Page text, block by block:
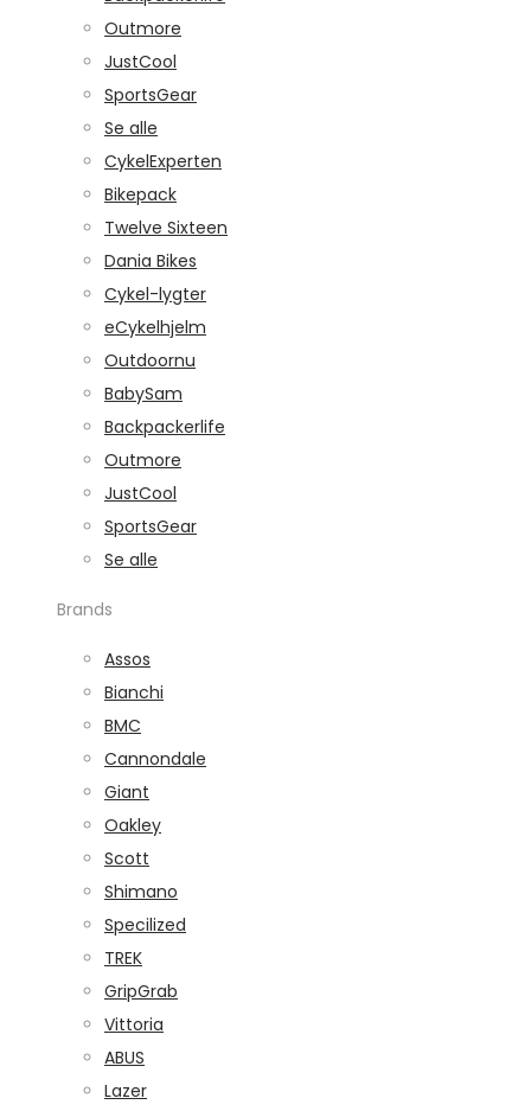
Outmore
JustCool
SportsGear
Se alle
CykelExperten
Bikepack
Twelve Sixteen
Dania Bikes
Cykel-lygter
eCykelhjelm
Outdoornu
BabySam
Backpackerlife
Outmore
JustCool
SportsGear
Se alle
Brands
Assos
Bianchi
BMC
Cannondale
Giant
Oakley
Scott
Shimano
Specilized
TREK
GripGrab
Vittoria
ABUS
Lazer